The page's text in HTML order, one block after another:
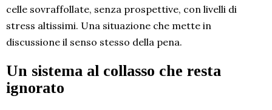
celle sovraffollate, senza prospettive, con livelli di
stress altissimi. Una situazione che mette in
discussione il senso stesso della pena.
Un sistema al collasso che resta
ignorato